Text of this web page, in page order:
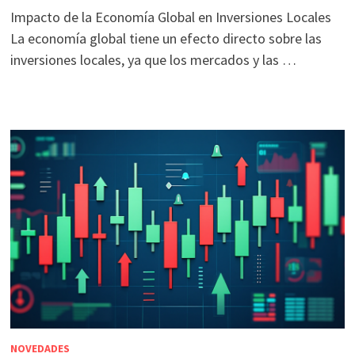
Impacto de la Economía Global en Inversiones Locales
La economía global tiene un efecto directo sobre las
inversiones locales, ya que los mercados y las …
NOVEDADES